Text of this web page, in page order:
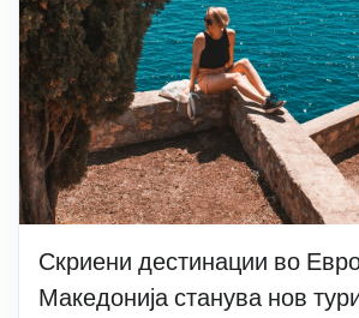
Скриени дестинации во
Македонија станува нов